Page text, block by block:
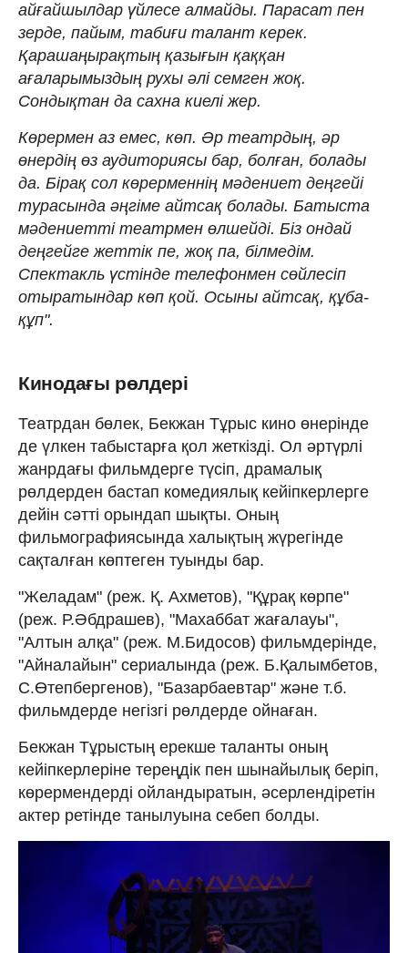
айғайшылдар үйлесе алмайды. Парасат пен
зерде, пайым, табиғи талант керек.
Қарашаңырақтың қазығын қаққан
ағаларымыздың рухы әлі семген жоқ.
Сондықтан да сахна киелі жер.
Көрермен аз емес, көп. Әр театрдың, әр
өнердің өз аудиториясы бар, болған, болады
да. Бірақ сол көрерменнің мәдениет деңгейі
турасында әңгіме айтсақ болады. Батыста
мәдениетті театрмен өлшейді. Біз ондай
деңгейге жеттік пе, жоқ па, білмедім.
Спектакль үстінде телефонмен сөйлесіп
отыратындар көп қой. Осыны айтсақ, құба-
құп".
Кинодағы рөлдері
Театрдан бөлек, Бекжан Тұрыс кино өнерінде
де үлкен табыстарға қол жеткізді. Ол әртүрлі
жанрдағы фильмдерге түсіп, драмалық
рөлдерден бастап комедиялық кейіпкерлерге
дейін сәтті орындап шықты. Оның
фильмографиясында халықтың жүрегінде
сақталған көптеген туынды бар.
"Желадам" (реж. Қ. Ахметов), "Құрақ көрпе"
(реж. Р.Әбдрашев), "Махаббат жағалауы",
"Алтын алқа" (реж. М.Бидосов) фильмдерінде,
"Айналайын" сериалында (реж. Б.Қалымбетов,
С.Өтепбергенов), "Базарбаевтар" және т.б.
фильмдерде негізгі рөлдерде ойнаған.
Бекжан Тұрыстың ерекше таланты оның
кейіпкерлеріне тереңдік пен шынайылық беріп,
көрермендерді ойландыратын, әсерлендіретін
актер ретінде танылуына себеп болды.